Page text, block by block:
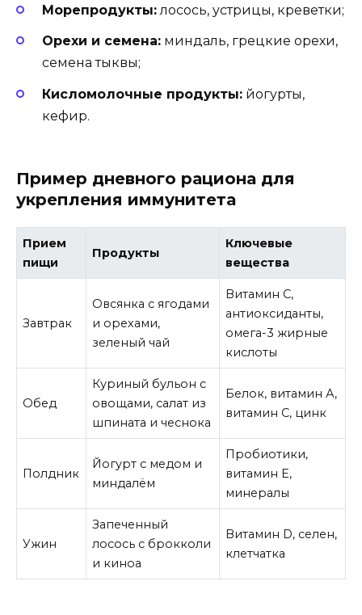
Морепродукты:лосось, устрицы, креветки;
Орехи и семена: миндаль, грецкие орехи,
семена тыквы;
Кисломолочные продукты: йогурты,
кефир.
Пример дневного рациона для
укрепления иммунитета
Прием
пищи
Продукты
Ключевые
вещества
Завтрак
Овсянка с ягодами
и орехами,
зеленый чай
Витамин С,
антиоксиданты,
омега-3 жирные
кислоты
Обед
Куриный бульон с
овощами, салат из
шпината и чеснока
Белок, витамин А,
витамин С, цинк
Полдник
Йогурт с медом и
миндалём
Пробиотики,
витамин Е,
минералы
Ужин
Запеченный
лосось с брокколи
и киноа
Витамин D, селен,
клетчатка